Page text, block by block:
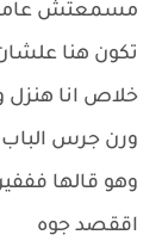
مسمعتش
تكون هنا
خلاص انا هنزل
ورن جرس
وهو قالها
اققصد جوه